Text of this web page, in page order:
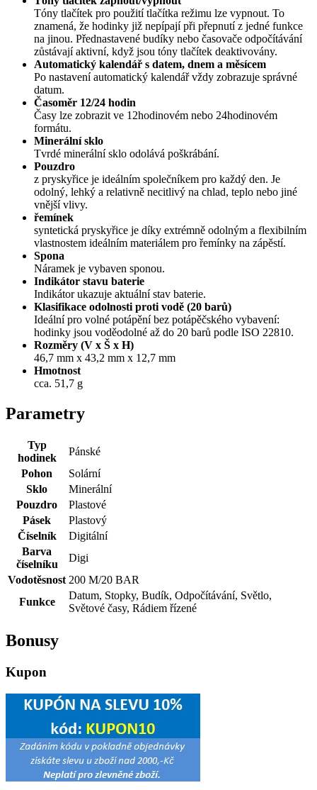
Tóny tlačítek pro použití tlačítka režimu lze vypnout. To
znamená, že hodinky již nepípají při přepnutí z jedné funkce
na jinou. Přednastavené budíky nebo časovače odpočítávání
zůstávají aktivní, když jsou tóny tlačítek deaktivovány.
Automatický kalendář s datem, dnem a měsícem
Po nastavení automatický kalendář vždy zobrazuje správné
datum.
Časoměr 12/24 hodin
Časy lze zobrazit ve 12hodinovém nebo 24hodinovém
formátu.
Minerální sklo
Tvrdé minerální sklo odolává poškrábání.
Pouzdro
z pryskyřice je ideálním společníkem pro každý den. Je
odolný, lehký a relativně necitlivý na chlad, teplo nebo jiné
vnější vlivy.
řemínek
syntetická pryskyřice je díky extrémně odolným a flexibilním
vlastnostem ideálním materiálem pro řemínky na zápěstí.
Spona
Náramek je vybaven sponou.
Indikátor stavu baterie
Indikátor ukazuje aktuální stav baterie.
Klasifikace odolnosti proti vodě (20 barů)
Ideální pro volné potápění bez potápěčského vybavení:
hodinky jsou voděodolné až do 20 barů podle ISO 22810.
Rozměry (V x Š x H)
46,7 mm x 43,2 mm x 12,7 mm
Hmotnost
cca. 51,7 g
Parametry
Typ
hodinek
Pánské
Pohon
Solární
Sklo
Minerální
Pouzdro
Plastové
Pásek
Plastový
Číselník
Digitální
Barva
číselníku
Digi
Vodotěsnost 200 M/20 BAR
Funkce
Datum, Stopky, Budík, Odpočítávání, Světlo,
Světové časy, Rádiem řízené
Bonusy
Kupon